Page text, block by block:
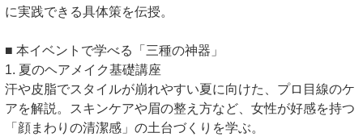
に実践できる具体策を伝授。
■ 本イベントで学べる「三種の神器」
1. 夏のヘアメイク基礎講座
汗や皮脂でスタイルが崩れやすい夏に向けた、プロ目線のケ
アを解説。スキンケアや眉の整え方など、女性が好感を持つ
「顔まわりの清潔感」の土台づくりを学ぶ。